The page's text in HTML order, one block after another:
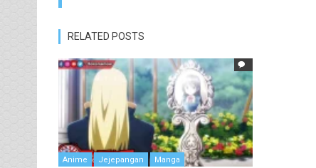
RELATED POSTS
Anime Jejepangan Manga